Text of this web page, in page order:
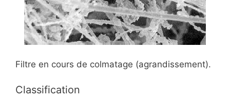
Filtre en cours de colmatage (agrandissement).
Classification